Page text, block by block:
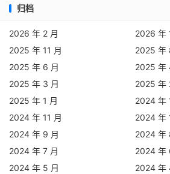
归档
2026 年 2 月
2026 年
2025 年 11 月
2025 年
2025 年 6 月
2025 年
2025 年 3 月
2025 年
2025 年 1 月
2024 年
2024 年 11 月
2024 年
2024 年 9 月
2024 年
2024 年 7 月
2024 年
2024 年 5 月
2024 年